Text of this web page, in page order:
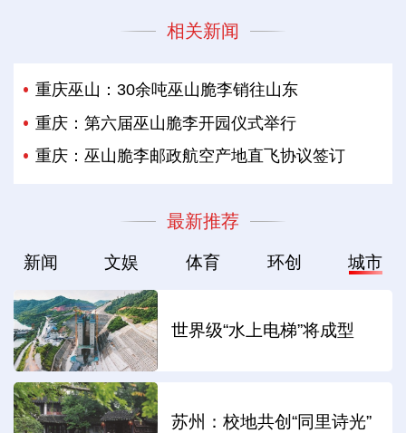
相关新闻
重庆巫山：30余吨巫山脆李销往山东
重庆：第六届巫山脆李开园仪式举行
重庆：巫山脆李邮政航空产地直飞协议签订
最新推荐
新闻 文娱 体育 环创 城市
世界级“水上电梯”将成型
苏州：校地共创“同里诗光”